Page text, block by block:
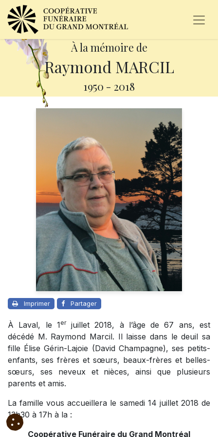
À la mémoire de
Raymond MARCIL
1950 - 2018
Imprimer Partager
À Laval, le 1erjuillet 2018, à l’âge de 67 ans, est
décédé M. Raymond Marcil. Il laisse dans le deuil sa
fille Élise Gérin-Lajoie (David Champagne), ses petits-
enfants, ses frères et sœurs, beaux-frères et belles-
sœurs, ses neveux et nièces, ainsi que plusieurs
parents et amis.
La famille vous accueillera le samedi 14 juillet 2018 de
13h30 à 17h à la :
Coopérative Funéraire du Grand Montréal